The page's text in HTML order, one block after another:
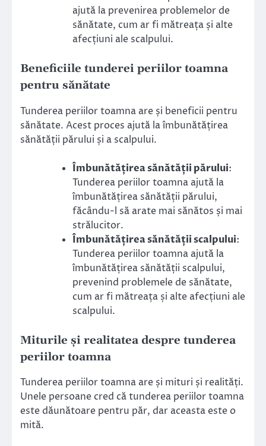
ajută la prevenirea problemelor de
sănătate, cum ar fi mătreața și alte
afecțiuni ale scalpului.
Beneficiile tunderei periilor toamna
pentru sănătate
Tunderea periilor toamna are și beneficii pentru
sănătate. Acest proces ajută la îmbunătățirea
sănătății părului și a scalpului.
Îmbunătățirea sănătății părului:
Tunderea periilor toamna ajută la
îmbunătățirea sănătății părului,
făcându-l să arate mai sănătos și mai
strălucitor.
Îmbunătățirea sănătății scalpului:
Tunderea periilor toamna ajută la
îmbunătățirea sănătății scalpului,
prevenind problemele de sănătate,
cum ar fi mătreața și alte afecțiuni ale
scalpului.
Miturile și realitatea despre tunderea
periilor toamna
Tunderea periilor toamna are și mituri și realități.
Unele persoane cred că tunderea periilor toamna
este dăunătoare pentru păr, dar aceasta este o
mită.